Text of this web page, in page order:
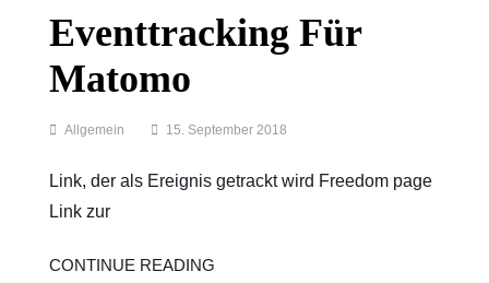
Eventtracking Für
Matomo
Categories
Allgemein 15. September 2018
Link, der als Ereignis getrackt wird Freedom page
Link zur
CONTINUE READING